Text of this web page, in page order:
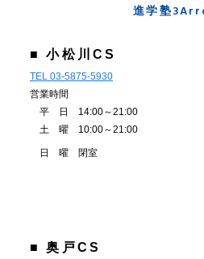
進学塾
■ 小松川CS
TEL 03-5875-5930
営業時間
平 日 14:00～21:00
土 曜 10:00～21:00
日 曜 閉室
■ 奥戸CS